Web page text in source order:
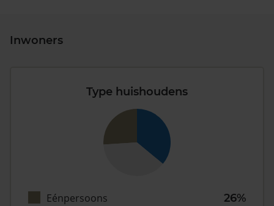
Inwoners
Type huishoudens
Eénpersoons
26%